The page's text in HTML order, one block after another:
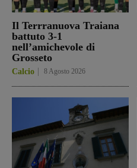
Il Terrranuova Traiana
battuto 3-1
nell’amichevole di
Grosseto
Calcio 8 Agosto 2026